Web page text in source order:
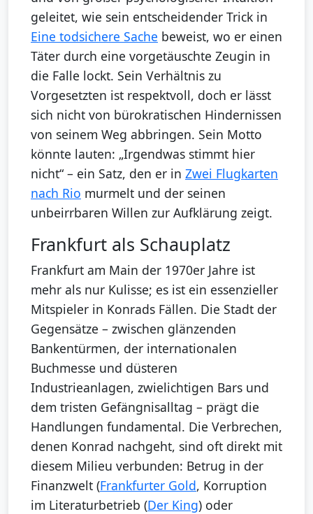
geleitet, wie sein entscheidender Trick in
Eine todsichere Sache beweist, wo er einen
Täter durch eine vorgetäuschte Zeugin in
die Falle lockt. Sein Verhältnis zu
Vorgesetzten ist respektvoll, doch er lässt
sich nicht von bürokratischen Hindernissen
von seinem Weg abbringen. Sein Motto
könnte lauten: „Irgendwas stimmt hier
nicht“ – ein Satz, den er in Zwei Flugkarten
nach Rio murmelt und der seinen
unbeirrbaren Willen zur Aufklärung zeigt.
Frankfurt als Schauplatz
Frankfurt am Main der 1970er Jahre ist
mehr als nur Kulisse; es ist ein essenzieller
Mitspieler in Konrads Fällen. Die Stadt der
Gegensätze – zwischen glänzenden
Bankentürmen, der internationalen
Buchmesse und düsteren
Industrieanlagen, zwielichtigen Bars und
dem tristen Gefängnisalltag – prägt die
Handlungen fundamental. Die Verbrechen,
denen Konrad nachgeht, sind oft direkt mit
diesem Milieu verbunden: Betrug in der
Finanzwelt (Frankfurter Gold, Korruption
im Literaturbetrieb (Der King) oder